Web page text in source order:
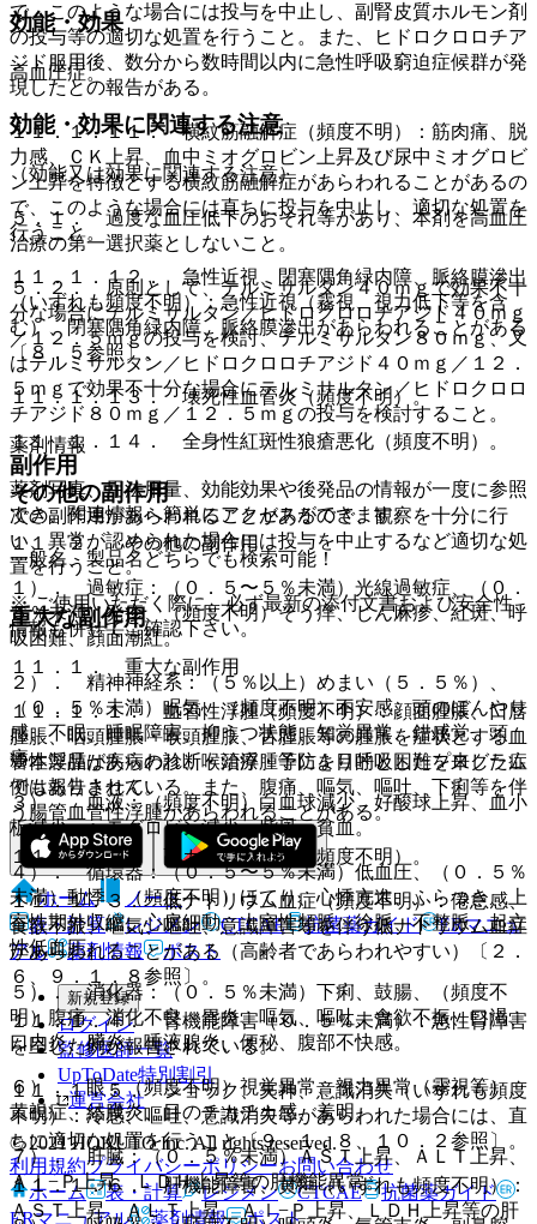
で、このような場合には投与を中止し、副腎皮質ホルモン剤
の投与等の適切な処置を行うこと。また、ヒドロクロロチア
ジド服用後、数分から数時間以内に急性呼吸窮迫症候群が発
現したとの報告がある。
１１．１．１１． 横紋筋融解症（頻度不明）：筋肉痛、脱
力感、ＣＫ上昇、血中ミオグロビン上昇及び尿中ミオグロビ
ン上昇を特徴とする横紋筋融解症があらわれることがあるの
で、このような場合には直ちに投与を中止し、適切な処置を
行うこと。
１１．１．１２． 急性近視、閉塞隅角緑内障、脈絡膜滲出
（いずれも頻度不明）：急性近視（霧視、視力低下等を含
む）、閉塞隅角緑内障、脈絡膜滲出があらわれることがある
〔８．５参照〕。
１１．１．１３． 壊死性血管炎（頻度不明）。
１１．１．１４． 全身性紅斑性狼瘡悪化（頻度不明）。
その他の副作用
１１．２． その他の副作用
１）． 過敏症：（０．５〜５％未満）光線過敏症、（０．
５％未満）発疹、（頻度不明）そう痒、じん麻疹、紅斑、呼
吸困難、顔面潮紅。
２）． 精神神経系：（５％以上）めまい（５．５％）、
（０．５％未満）眠気、（頻度不明）不安感、頭のぼんやり
感、不眠、睡眠障害、抑うつ状態、知覚異常、錯感覚、頭
痛。
３）． 血液：（頻度不明）白血球減少、好酸球上昇、血小
板減少、ヘモグロビン減少、紫斑、貧血。
４）． 循環器：（０．５〜５％未満）低血圧、（０．５％
未満）動悸、（頻度不明）ほてり、心悸亢進、ふらつき、上
室性期外収縮、心房細動、上室性頻脈、徐脈、不整脈、起立
性低血圧。
５）． 消化器：（０．５％未満）下痢、鼓腸、（頻度不
明）腹痛、消化不良、胃炎、嘔気、嘔吐、食欲不振、口渇、
口内炎、膵炎、唾液腺炎、便秘、腹部不快感。
６）． 眼：（頻度不明）視覚異常、視力異常（霧視等）、
黄視症、結膜炎、目のチカチカ感、羞明。
７）． 肝臓：（０．５％未満）ＡＳＴ上昇、ＡＬＴ上昇、
Ａｌ−Ｐ上昇、ＬＤＨ上昇等の肝機能異常。
効能・効果
高血圧症。
効能・効果に関連する注意
（効能又は効果に関連する注意）
５．１． 過度な血圧低下のおそれ等があり、本剤を高血圧
治療の第一選択薬としないこと。
５．２． 原則として、テルミサルタン４０ｍｇで効果不十
分な場合にテルミサルタン／ヒドロクロロチアジド４０ｍｇ
／１２．５ｍｇの投与を検討、テルミサルタン８０ｍｇ、又
はテルミサルタン／ヒドロクロロチアジド４０ｍｇ／１２．
５ｍｇで効果不十分な場合にテルミサルタン／ヒドロクロロ
チアジド８０ｍｇ／１２．５ｍｇの投与を検討すること。
副作用
次の副作用があらわれることがあるので、観察を十分に行
い、異常が認められた場合には投与を中止するなど適切な処
置を行うこと。
重大な副作用
１１．１． 重大な副作用
１１．１．１． 血管性浮腫（頻度不明）：顔面腫脹、口唇
腫脹、咽頭腫脹・喉頭腫脹、舌腫脹等の腫脹を症状とする血
管性浮腫があらわれ、喉頭浮腫等により呼吸困難を来した症
例も報告されている。また、腹痛、嘔気、嘔吐、下痢等を伴
う腸管血管性浮腫があらわれることがある。
１１．１．２． 高カリウム血症（頻度不明）。
１１．１．３． 低ナトリウム血症（頻度不明）：倦怠感、
食欲不振、嘔気、嘔吐、意識障害等を伴う低ナトリウム血症
があらわれることがある（高齢者であらわれやすい）〔２．
６、９．１．８参照〕。
１１．１．４． 腎機能障害（０．５％未満）：急性腎障害
を呈した例が報告されている。
１１．１．５． ショック、失神、意識消失（いずれも頻度
不明）：冷感、嘔吐、意識消失等があらわれた場合には、直
ちに適切な処置を行うこと〔９．１．８、１０．２参照〕。
１１．１．６． 肝機能障害、黄疸（いずれも頻度不明）：
ＡＳＴ上昇、ＡＬＴ上昇、Ａｌ−Ｐ上昇、ＬＤＨ上昇等の肝
薬剤情報
薬剤写真、用法用量、効能効果や後発品の情報が一度に参照
でき、関連情報へ簡単にアクセスができます。
一般名、製品名どちらでも検索可能！
※ ご使用いただく際に、必ず最新の添付文書および安全性
情報も併せてご確認下さい。
※本製品は疾病の診断・治療・予防を目的としたプログラム
ではありません。
ホーム
ノート
表・計算
レジメン CTCAE 抗菌薬ガイド
ERマニュ
アル
薬剤情報 ポスト
新規登録
ログイン
監修医師一覧
UpToDate特別割引
運営会社
© 2021 HOKUTO Inc. All rights reserved.
利用規約プライバシーポリシーお問い合わせ
ホーム
表・計算 レジメン CTCAE
抗菌薬ガイド
ERマニュアル
薬剤情報 ポスト